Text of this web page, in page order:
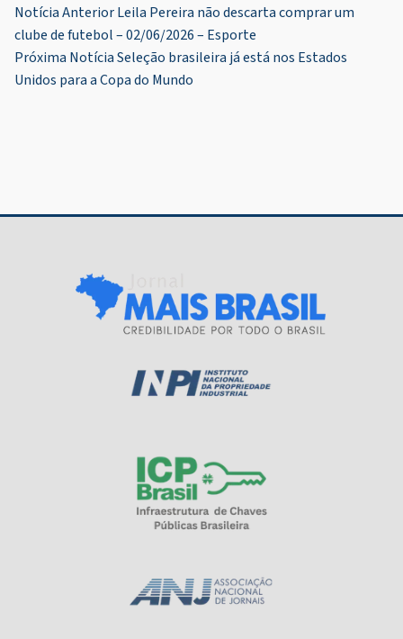
Navegação
de
Post
Notícia AnteriorLeila Pereira não descarta comprar um
clube de futebol – 02/06/2026 – Esporte
Próxima NotíciaSeleção brasileira já está nos Estados
Unidos para a Copa do Mundo